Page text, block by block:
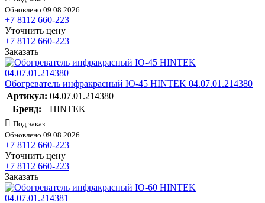
Обновлено 09.08.2026
+7 8112 660-223
Уточнить цену
+7 8112 660-223
Заказать
Обогреватель инфракрасный IO-45 HINTEK 04.07.01.214380
Артикул: 04.07.01.214380
Бренд:
HINTEK
Под заказ
Обновлено 09.08.2026
+7 8112 660-223
Уточнить цену
+7 8112 660-223
Заказать